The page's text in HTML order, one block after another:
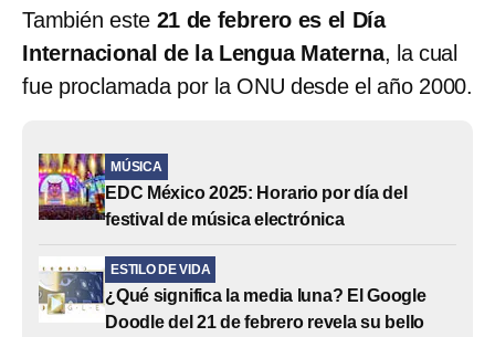
También este 21 de febrero es el Día
Internacional de la Lengua Materna, la cual
fue proclamada por la ONU desde el año 2000.
MÚSICA
EDC México 2025: Horario por día del
festival de música electrónica
ESTILO DE VIDA
¿Qué significa la media luna? El Google
Doodle del 21 de febrero revela su bello